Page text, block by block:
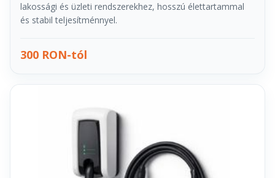
lakossági és üzleti rendszerekhez, hosszú élettartammal
és stabil teljesítménnyel.
300 RON-tól